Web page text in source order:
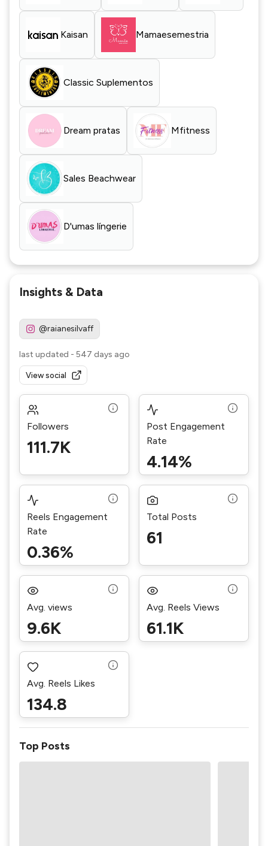
Kaisan Mamaesemestria
Classic Suplementos
Dream pratas Mfitness
Sales Beachwear
D'umas língerie
Insights & Data
@raianesilvaff
last updated - 547 days ago
View social
Followers
111.7K
Post Engagement
Rate
4.14%
Reels Engagement
Rate
0.36%
Total Posts
61
Avg. views
9.6K
Avg. Reels Views
61.1K
Avg. Reels Likes
134.8
Top Posts